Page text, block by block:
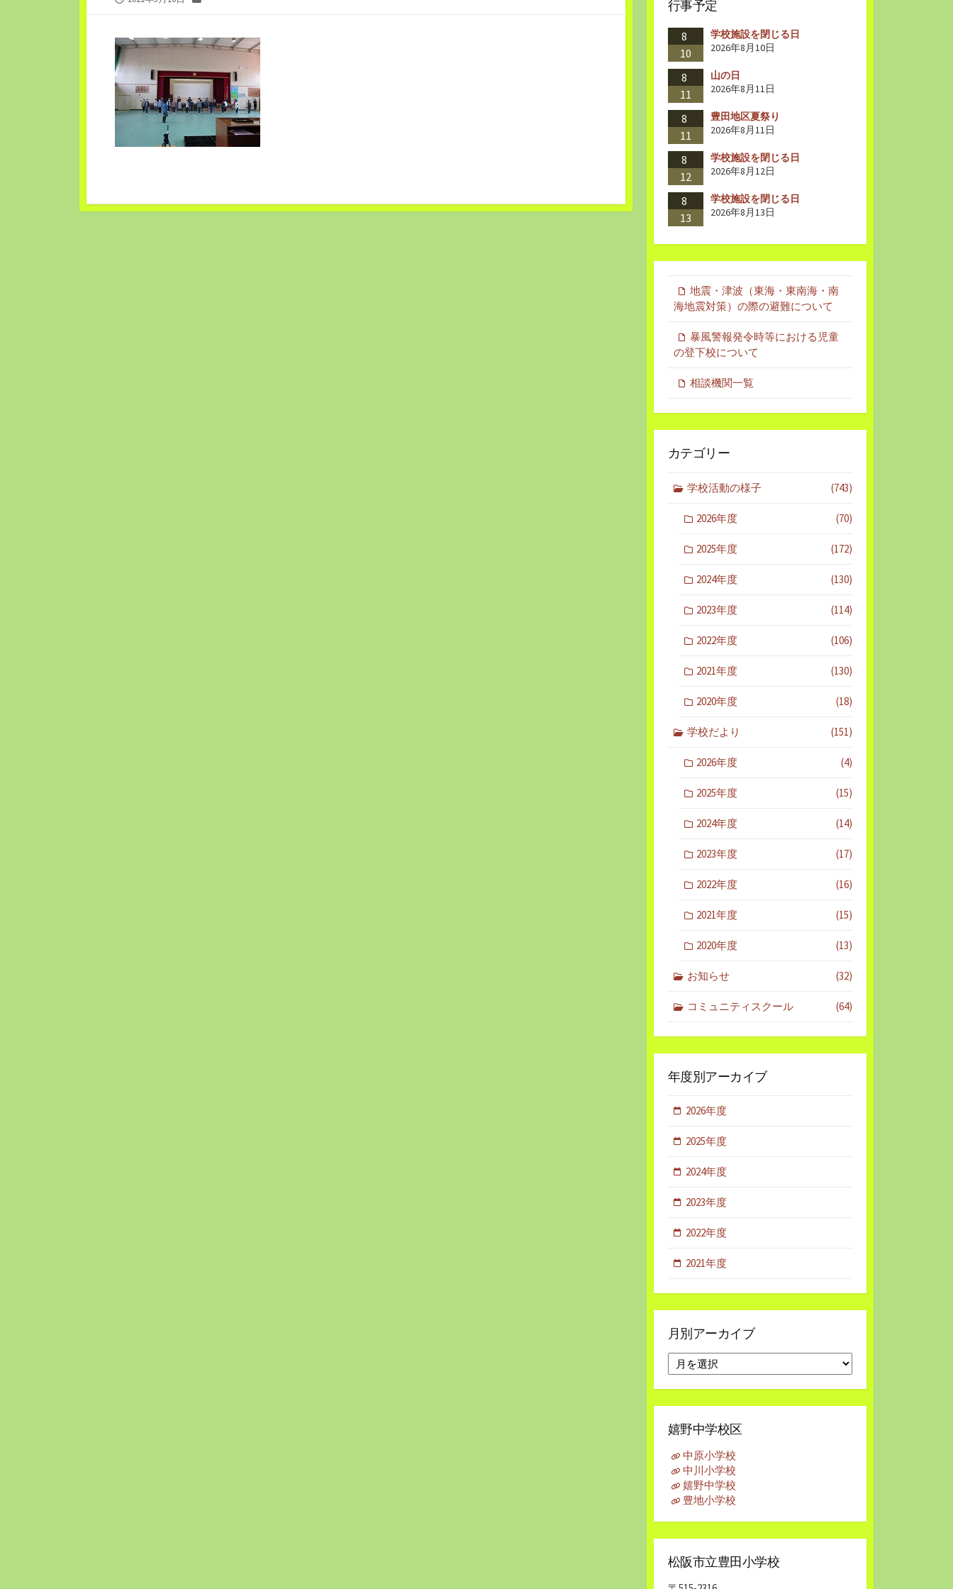
リ
行事予定
8
10
学校施設を閉じる日
2026年8月10日
8
11
山の日
2026年8月11日
8
11
豊田地区夏祭り
2026年8月11日
8
12
学校施設を閉じる日
2026年8月12日
8
13
学校施設を閉じる日
2026年8月13日
地震・津波（東海・東南海・南
海地震対策）の際の避難について
暴風警報発令時等における児童
の登下校について
相談機関一覧
カテゴリー
学校活動の様子 (743)
2026年度 (70)
2025年度 (172)
2024年度 (130)
2023年度 (114)
2022年度 (106)
2021年度 (130)
2020年度 (18)
学校だより (151)
2026年度 (4)
2025年度 (15)
2024年度 (14)
2023年度 (17)
2022年度 (16)
2021年度 (15)
2020年度 (13)
お知らせ (32)
コミュニティスクール (64)
年度別アーカイブ
2026年度
2025年度
2024年度
2023年度
2022年度
2021年度
月別アーカイブ
別
ア
ー
イ
嬉野中学校区
中原小学校
中川小学校
嬉野中学校
豊地小学校
松阪市立豊田小学校